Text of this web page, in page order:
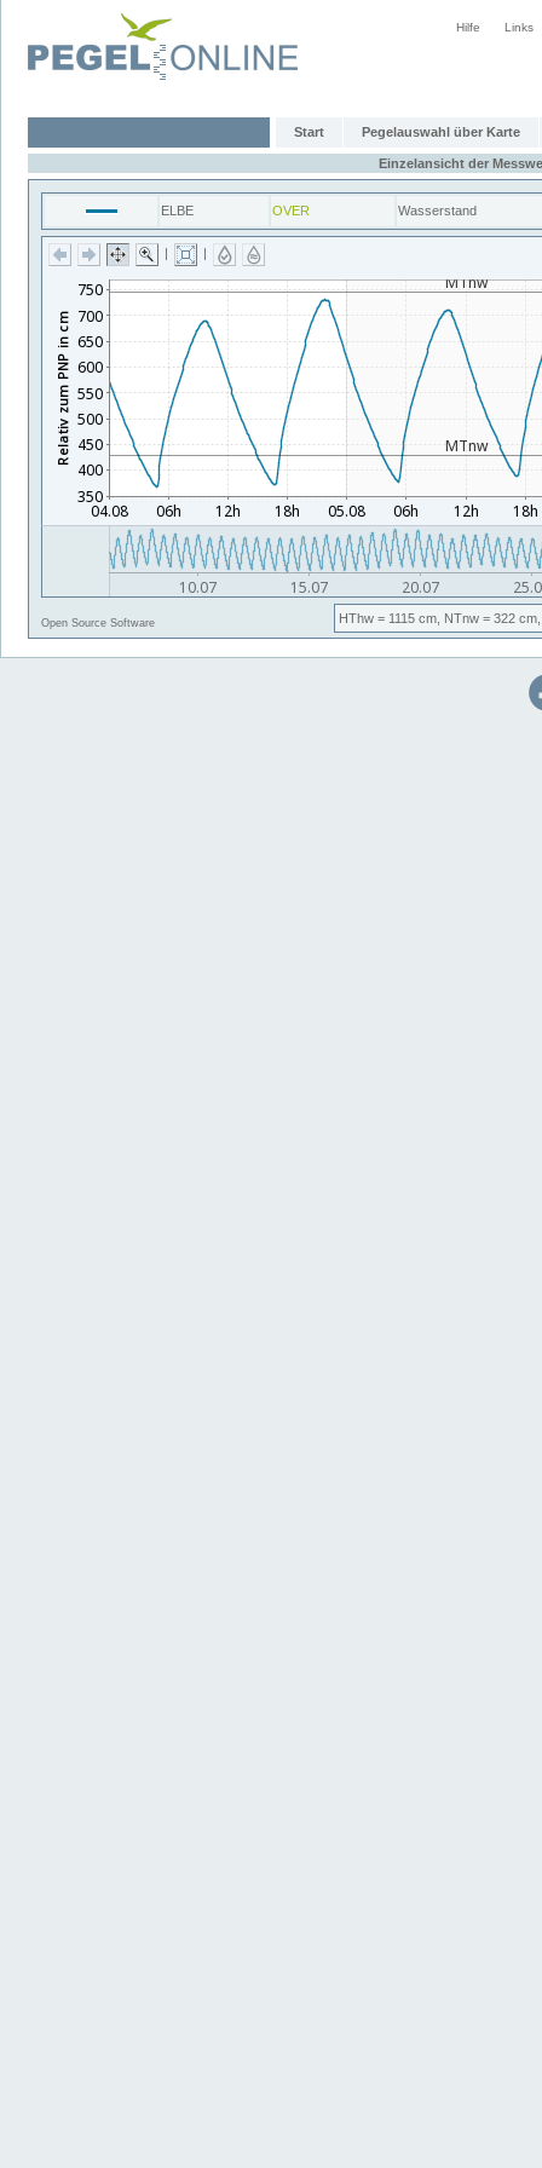
Hilfe Links
Start Pegelauswahl über Karte
Einzelansicht der
ELBE OVER Wasserstand
| |
Open Source Software HThw = 1115 cm, NTnw = 322 cm,